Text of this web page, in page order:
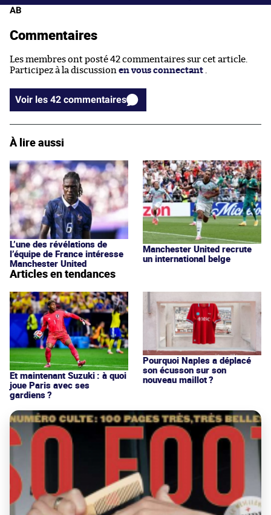
AB
Commentaires
Les membres ont posté 42 commentaires sur cet article.
Participez à la discussion en vous connectant
Voir les 42 commentaires
À lire aussi
L’une des révélations de
l’équipe de France intéresse
Manchester United
Manchester United recrute
un international belge
Articles en tendances
Et maintenant Suzuki : à quoi
joue Paris avec ses
gardiens ?
Pourquoi Naples a déplacé
son écusson sur son
nouveau maillot ?